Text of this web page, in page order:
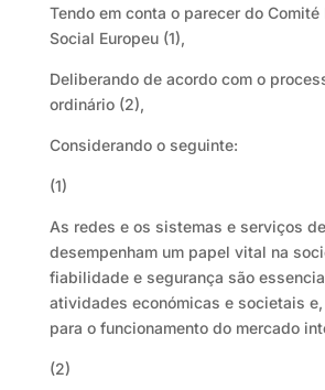
Tendo em conta o parecer do Comité
Social Europeu (1),
Deliberando de acordo com o
ordinário (2),
Considerando o seguinte:
(1)
As redes e os sistemas e serviços
desempenham um papel vital na
fiabilidade e segurança são
atividades económicas e societais
para o funcionamento do mercado
(2)